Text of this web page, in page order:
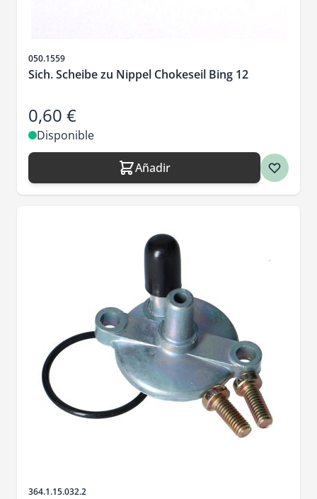
SKU
050.1559
Sich. Scheibe zu Nippel Chokeseil Bing 12
0,60 €
Disponible
Añadir
SKU
364.1.15.032.2